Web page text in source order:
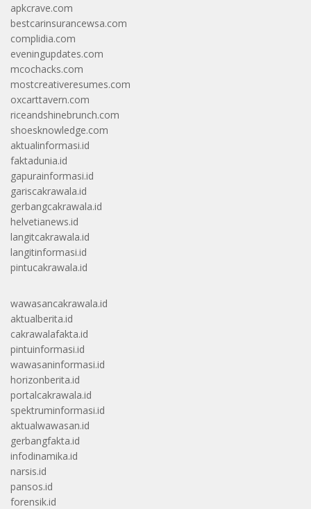
apkcrave.com
bestcarinsurancewsa.com
complidia.com
eveningupdates.com
mcochacks.com
mostcreativeresumes.com
oxcarttavern.com
riceandshinebrunch.com
shoesknowledge.com
aktualinformasi.id
faktadunia.id
gapurainformasi.id
gariscakrawala.id
gerbangcakrawala.id
helvetianews.id
langitcakrawala.id
langitinformasi.id
pintucakrawala.id
wawasancakrawala.id
aktualberita.id
cakrawalafakta.id
pintuinformasi.id
wawasaninformasi.id
horizonberita.id
portalcakrawala.id
spektruminformasi.id
aktualwawasan.id
gerbangfakta.id
infodinamika.id
narsis.id
pansos.id
forensik.id